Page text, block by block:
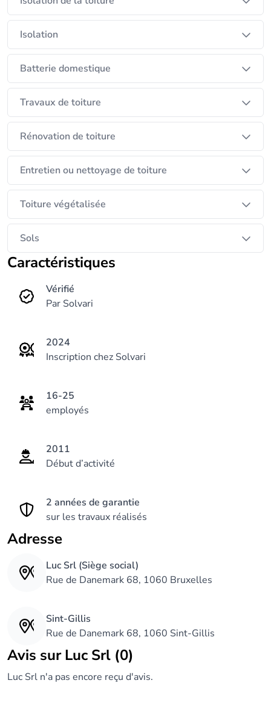
Isolation
Batterie domestique
Travaux de toiture
Rénovation de toiture
Entretien ou nettoyage de toiture
Toiture végétalisée
Sols
Caractéristiques
Vérifié
Par Solvari
2024
Inscription chez Solvari
16-25
employés
2011
Début d’activité
2 années de garantie
sur les travaux réalisés
Adresse
Luc Srl (Siège social)
Rue de Danemark 68, 1060 Bruxelles
Sint-Gillis
Rue de Danemark 68, 1060 Sint-Gillis
Avis sur Luc Srl (0)
Luc Srl n'a pas encore reçu d'avis.